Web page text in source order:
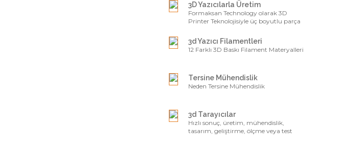
3D Yazıcılarla Üretim
Formaksan Technology olarak 3D
Printer Teknolojisiyle üç boyutlu parça
3d Yazıcı Filamentleri
12 Farklı 3D Baskı Filament Materyalleri
Tersine Mühendislik
Neden Tersine Mühendislik
3d Tarayıcılar
Hızlı sonuç, üretim, mühendislik,
tasarım, geliştirme, ölçme veya test